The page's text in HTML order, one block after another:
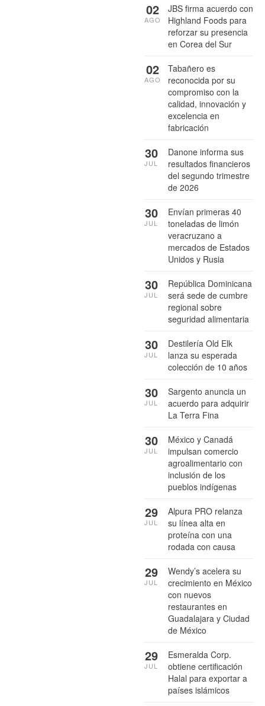
JBS firma acuerdo con
Highland Foods para
reforzar su presencia
en Corea del Sur
02
AGO
Tabañero es
reconocida por su
compromiso con la
calidad, innovación y
excelencia en
fabricación
02
AGO
Danone informa sus
resultados financieros
del segundo trimestre
de 2026
30
JUL
Envían primeras 40
toneladas de limón
veracruzano a
mercados de Estados
Unidos y Rusia
30
JUL
República Dominicana
será sede de cumbre
regional sobre
seguridad alimentaria
30
JUL
Destilería Old Elk
lanza su esperada
colección de 10 años
30
JUL
Sargento anuncia un
acuerdo para adquirir
La Terra Fina
30
JUL
México y Canadá
impulsan comercio
agroalimentario con
inclusión de los
pueblos indígenas
30
JUL
Alpura PRO relanza
su línea alta en
proteína con una
rodada con causa
29
JUL
Wendy’s acelera su
crecimiento en México
con nuevos
restaurantes en
Guadalajara y Ciudad
de México
29
JUL
Esmeralda Corp.
obtiene certificación
Halal para exportar a
países islámicos
29
JUL